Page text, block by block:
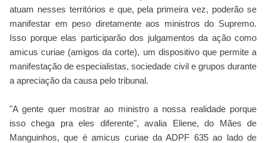
atuam nesses territórios e que, pela primeira vez, poderão se
manifestar em peso diretamente aos ministros do Supremo.
Isso porque elas participarão dos julgamentos da ação como
amicus curiae (amigos da corte), um dispositivo que permite a
manifestação de especialistas, sociedade civil e grupos durante
a apreciação da causa pelo tribunal.
"A gente quer mostrar ao ministro a nossa realidade porque
isso chega pra eles diferente", avalia Eliene, do Mães de
Manguinhos, que é amicus curiae da ADPF 635 ao lado de